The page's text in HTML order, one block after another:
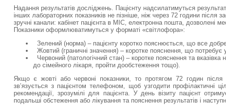
Надання результатів досліджень. Пацієнту надсилатимуться
інших лабораторних показників не пізніше, ніж через 72 години після
зручні канали: кабінет пацієнта в МІС, електронна пошта, дозволені
Показники оформлюватимуться у форматі «світлофора»:
Зелений (норма) – пацієнту коротко пояснюється, що все
Жовтий (граничні значення) – коротке пояснення, що потребує
Червоний (патологічний стан) – коротке пояснення та вказівка
до сімейного лікаря, пройти дообстеження тощо).
Якщо є жовті або червоні показники, то протягом 72 годин після
зв’язується з пацієнтом телефоном, щоб узгодити профілактичні
рекомендації, зрозумілі для пацієнта. У день візиту пацієнт
подальші обстеження або лікування та пояснення результатів і